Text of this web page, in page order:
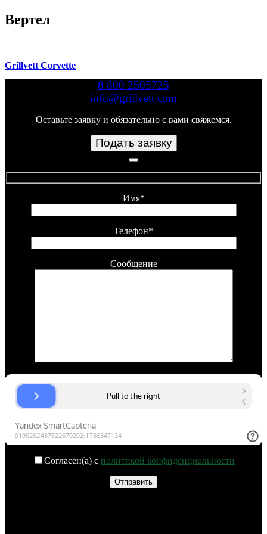
Вертел
Grillvett Corvette
8 800 2505725
info@grillvett.com
Оставьте заявку и обязательно с вами свяжемся.
Подать заявку
Имя*
Телефон*
Сообщение
Согласен(а) с политикой конфиденциальности